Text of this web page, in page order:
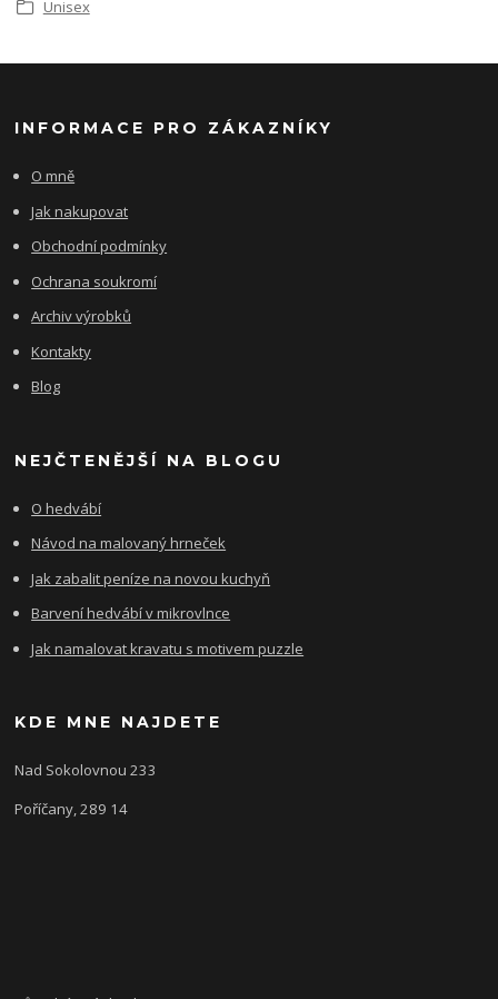
Unisex
INFORMACE PRO ZÁKAZNÍKY
O mně
Jak nakupovat
Obchodní podmínky
Ochrana soukromí
Archiv výrobků
Kontakty
Blog
NEJČTENĚJŠÍ NA BLOGU
O hedvábí
Návod na malovaný hrneček
Jak zabalit peníze na novou kuchyň
Barvení hedvábí v mikrovlnce
Jak namalovat kravatu s motivem puzzle
KDE MNE NAJDETE
Nad Sokolovnou 233
Poříčany, 289 14